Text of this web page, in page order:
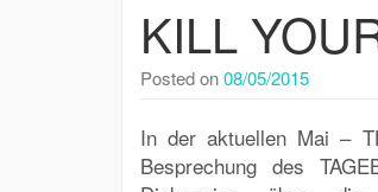
KILL
Posted on08/05/2015
In der aktuellen Mai –
Besprechung des